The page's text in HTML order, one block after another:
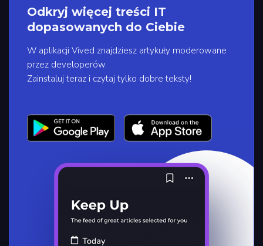
Odkryj więcej treści IT
dopasowanych do Ciebie
W aplikacji Vived znajdziesz artykuły moderowane
przez developerów.
Zainstaluj teraz i czytaj tylko dobre teksty!